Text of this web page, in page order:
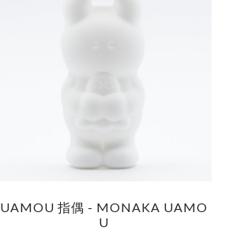
UAMOU 指偶 - MONAKA UAMO
U